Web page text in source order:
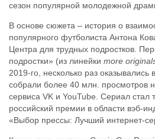
сезон популярной молодежной
В основе сюжета – история о
популярного футболиста Антона
Центра для трудных подростков.
подростки» (из линейки more
2019-го, несколько раз оказывались
собрали более 40 млн. просмотров
сервиса VK и YouTube. Сериал стал
российский премии в области вэб-
«Выбор прессы: Лучший интернет-